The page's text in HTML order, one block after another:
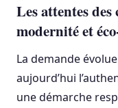
Les attentes
modernité et
La demande
aujourd’hui
une démarche